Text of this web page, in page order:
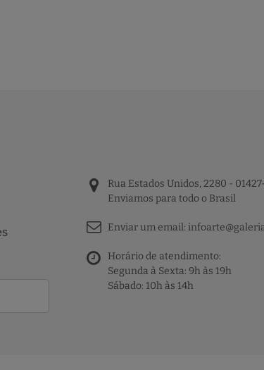
Rua Estados Unidos, 2280 -
Enviamos para todo o Brasil
Enviar um email:
Horário de atendimento:
Segunda à Sexta: 9h às 19h
Sábado: 10h às 14h